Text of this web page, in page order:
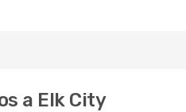
a Elk City